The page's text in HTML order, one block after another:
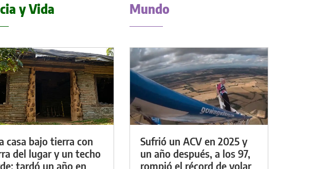
y Vida
casa bajo tierra con
del lugar y un techo
tardó un año en
Mundo
Sufrió un ACV en 2025 y
un año después, a los 97,
rompió el récord de volar